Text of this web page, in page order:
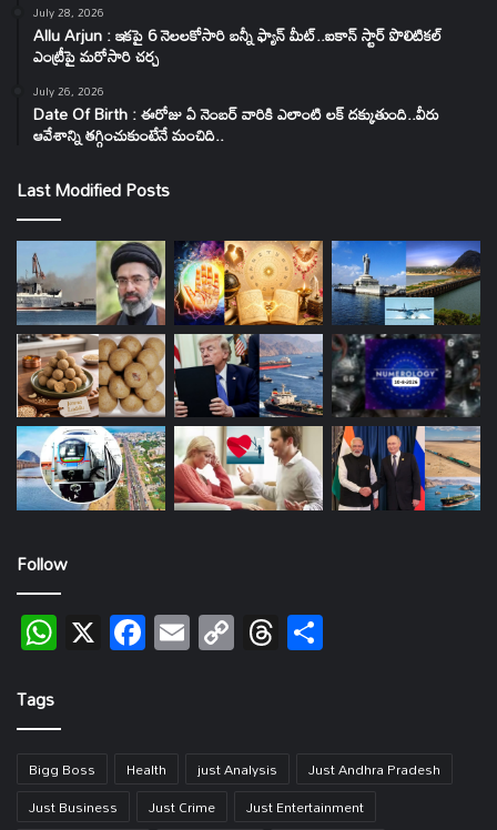
July 28, 2026
Allu Arjun : ఇకపై 6 నెలలకోసారి బన్నీ ఫ్యాన్ మీట్..ఐకాన్ స్టార్ పొలిటికల్
ఎంట్రీపై మరోసారి చర్చ
July 26, 2026
Date Of Birth : ఈరోజు ఏ నెంబర్ వారికి ఎలాంటి లక్ దక్కుతుంది..వీరు
ఆవేశాన్ని తగ్గించుకుంటేనే మంచిది..
Last Modified Posts
Follow
WhatsApp
X Facebook
EmailCopy
Link
Threads
Tags
Bigg Boss Health just Analysis
Just Andhra Pradesh
Just Business
Just Crime
Just Entertainment